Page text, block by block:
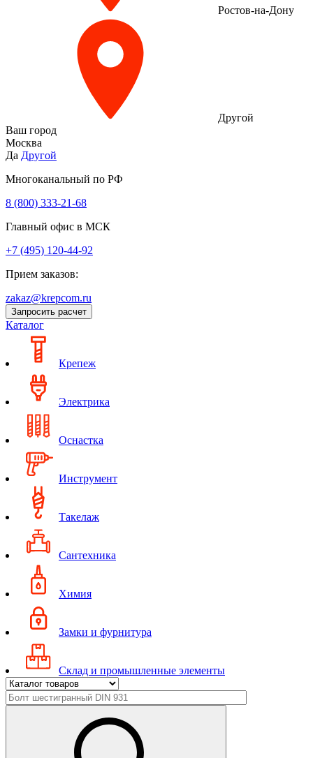
Ростов-на-Дону
Другой
Ваш город
Москва
Да Другой
Многоканальный по РФ
8 (800) 333‑21-68
Главный офис в МСК
+7 (495) 120-44-92
Прием заказов:
zakaz@krepcom.ru
Запросить расчет
Каталог
Крепеж
Электрика
Оснастка
Инструмент
Такелаж
Сантехника
Химия
Замки и фурнитура
Склад и промышленные элементы